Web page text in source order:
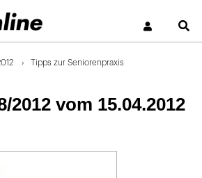
Tipps zur Seniorenpraxis
2012 vom 15.04.2012